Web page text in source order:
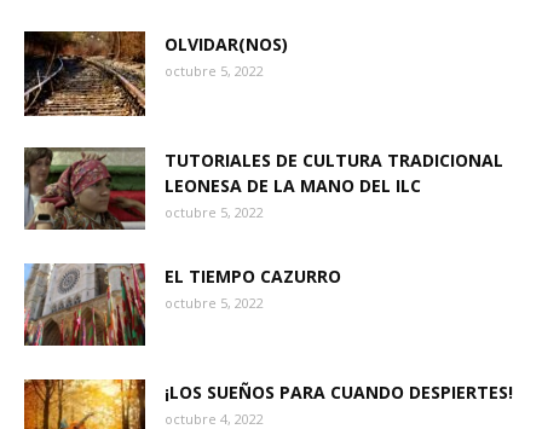
OLVIDAR(NOS)
octubre 5, 2022
TUTORIALES DE CULTURA TRADICIONAL
LEONESA DE LA MANO DEL ILC
octubre 5, 2022
EL TIEMPO CAZURRO
octubre 5, 2022
¡LOS SUEÑOS PARA CUANDO DESPIERTES!
octubre 4, 2022